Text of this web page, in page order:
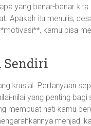
yang benar-benar kita
Apakah itu menulis,
kamu bisa
Sendiri
krusial. Pertanyaan
nilai yang penting bagi
membuat hati kamu
menjadi